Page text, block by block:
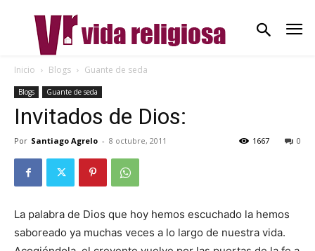
Inicio Blogs Guante de seda
Blogs Guante de seda
Invitados de Dios:
Por Santiago Agrelo - 8 octubre, 2011 0
1667
La palabra de Dios que hoy hemos escuchado la hemos
saboreado ya muchas veces a lo largo de nuestra vida.